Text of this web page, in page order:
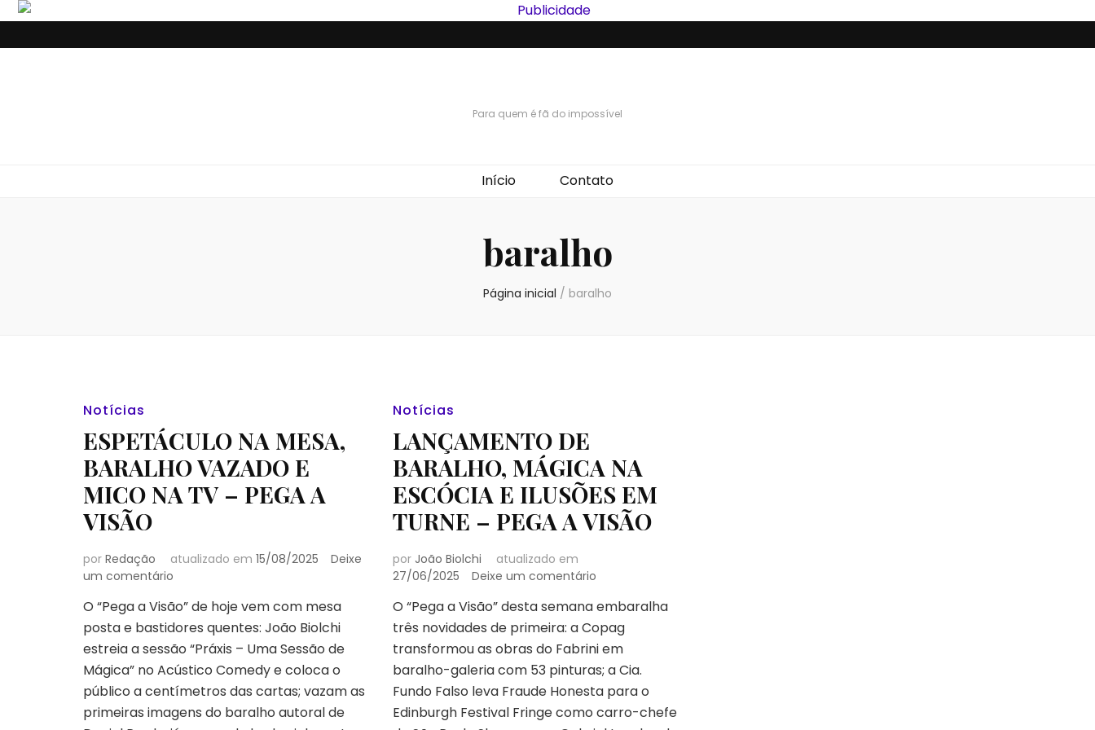
Para quem é fã do impossível
Início Contato
baralho
Página inicial / baralho
Notícias
ESPETÁCULO NA MESA,
BARALHO VAZADO E
MICO NA TV – PEGA A
VISÃO
por Redação atualizado em 15/08/2025
Deixe
um comentário
NA
MESA,
BARALHO
VAZADO
E
MICO
NA
O “Pega a Visão” de hoje vem com mesa
posta e bastidores quentes: João Biolchi
estreia a sessão “Práxis – Uma Sessão de
Mágica” no Acústico Comedy e coloca o
público a centímetros das cartas; vazam as
primeiras imagens do baralho autoral de
Notícias
LANÇAMENTO DE
BARALHO, MÁGICA NA
ESCÓCIA E ILUSÕES EM
TURNE – PEGA A VISÃO
por João Biolchi
atualizado em
27/06/2025
Deixe um comentárioem
DE
BARALHO,
MÁGICA
ESCÓCIA
E
ILUSÕES
O “Pega a Visão” desta semana embaralha
três novidades de primeira: a Copag
transformou as obras do Fabrini em
baralho-galeria com 53 pinturas; a Cia.
Fundo Falso leva Fraude Honesta para o
Edinburgh Festival Fringe como carro-chefe